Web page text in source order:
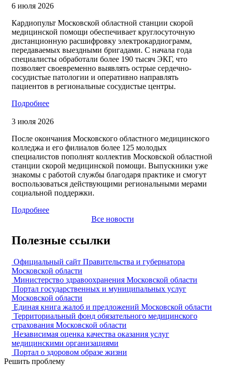
6 июля 2026
Кардиопульт Московской областной станции скорой
медицинской помощи обеспечивает круглосуточную
дистанционную расшифровку электрокардиограмм,
передаваемых выездными бригадами. С начала года
специалисты обработали более 190 тысяч ЭКГ, что
позволяет своевременно выявлять острые сердечно-
сосудистые патологии и оперативно направлять
пациентов в региональные сосудистые центры.
Подробнее
3 июля 2026
После окончания Московского областного медицинского
колледжа и его филиалов более 125 молодых
специалистов пополнят коллектив Московской областной
станции скорой медицинской помощи. Выпускники уже
знакомы с работой службы благодаря практике и смогут
воспользоваться действующими региональными мерами
социальной поддержки.
Подробнее
Все новости
Полезные ссылки
Официальный сайт Правительства и губернатора
Московской области
Министерство здравоохранения Московской области
Портал государственных и муниципальных услуг
Московской области
Единая книга жалоб и предложений Московской области
Территориальный фонд обязательного медицинского
страхования Московской области
Независимая оценка качества оказания услуг
медицинскими организациями
Портал о здоровом образе жизни
Решить проблему